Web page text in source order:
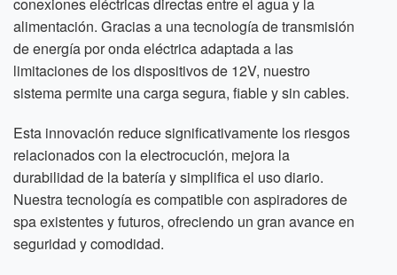
alimentación. Gracias a una tecnología de transmisión
de energía por onda eléctrica adaptada a las
limitaciones de los dispositivos de 12V, nuestro
sistema permite una carga segura, fiable y sin cables.
Esta innovación reduce significativamente los riesgos
relacionados con la electrocución, mejora la
durabilidad de la batería y simplifica el uso diario.
Nuestra tecnología es compatible con aspiradores de
spa existentes y futuros, ofreciendo un gran avance en
seguridad y comodidad.